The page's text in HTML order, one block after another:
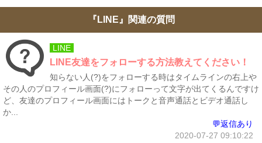
『LINE』関連の質問
LINE
LINE友達をフォローする方法教えてください！
知らない人(?)をフォローする時はタイムラインの右上や
その人のプロフィール画面(?)にフォローって文字が出てくるんですけ
ど、友達のプロフィール画面にはトークと音声通話とビデオ通話し
か...
💬返信あり
2020-07-27 09:10:22